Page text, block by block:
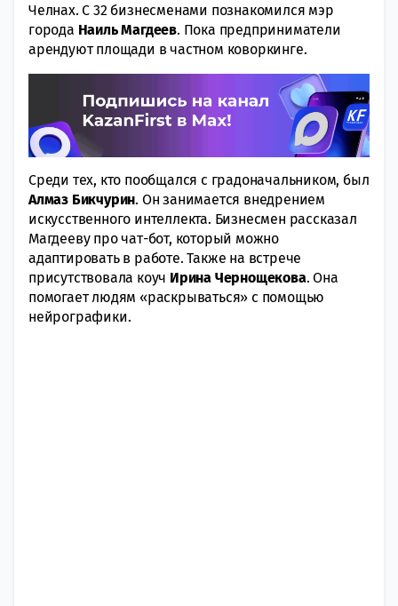
Челнах. С 32 бизнесменами познакомился мэр
города Наиль Магдеев. Пока предприниматели
арендуют площади в частном коворкинге.
Среди тех, кто пообщался с градоначальником, был
Алмаз Бикчурин. Он занимается внедрением
искусственного интеллекта. Бизнесмен рассказал
Магдееву про чат-бот, который можно
адаптировать в работе. Также на встрече
присутствовала коуч Ирина Чернощекова. Она
помогает людям «раскрываться» с помощью
нейрографики.